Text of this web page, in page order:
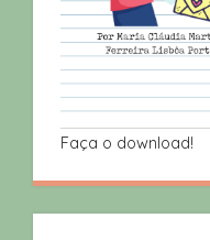
Faça o download!